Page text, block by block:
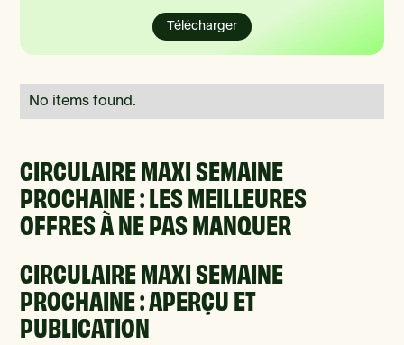
Télécharger
No items found.
CIRCULAIRE MAXI SEMAINE
PROCHAINE : LES MEILLEURES
OFFRES À NE PAS MANQUER
CIRCULAIRE MAXI SEMAINE
PROCHAINE : APERÇU ET
PUBLICATION